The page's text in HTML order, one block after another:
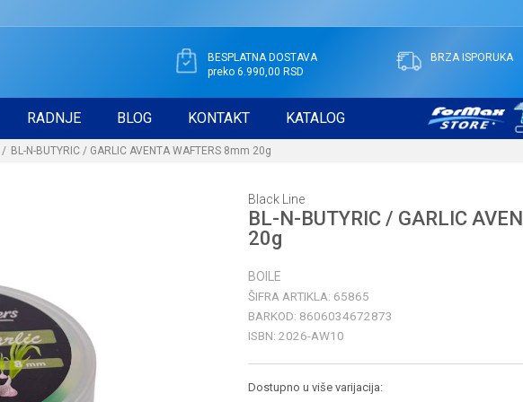
BESPLATNA DOSTAVA
preko 6.990,00 RSD
BRZA ISPORUKA
RADNJE BLOG KONTAKT KATALOG
BL-N-BUTYRIC / GARLIC AVENTA WAFTERS 8mm 20g
Black Line
BL-N-BUTYRIC / GARLIC
20g
BOILE
ŠIFRA ARTIKLA: 65865
BARKOD: 8606034672873
ISBN: 2026-AW10
Dostupno u više varijacija: